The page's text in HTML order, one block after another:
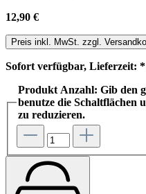
12,90 €
Preis inkl. MwSt. zzgl.
Sofort verfügbar, Lieferzeit:
Produkt Anzahl: Gib den
benutze die Schaltflächen
zu reduzieren.